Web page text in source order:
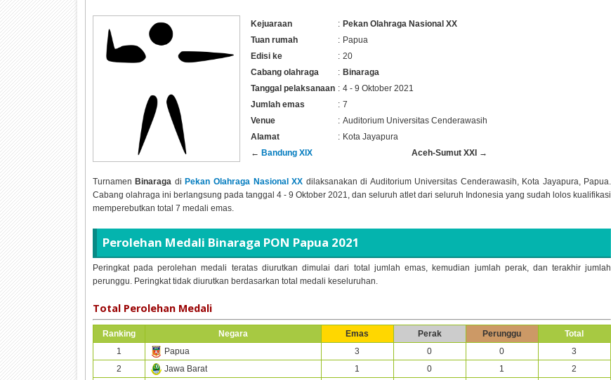
Kejuaraan : Pekan Olahraga Nasional XX
Tuan rumah
: Papua
Edisi ke
: 20
Cabang olahraga
: Binaraga
Tanggal pelaksanaan : 4 - 9 Oktober 2021
Jumlah emas
: 7
Venue
: Auditorium Universitas Cenderawasih
Alamat
: Kota Jayapura
← Bandung XIX Aceh-Sumut XXI →
TurnamenBinaraga diPekan Olahraga Nasional XX dilaksanakan di Auditorium Universitas Cenderawasih, Kota Jayapura, Papua.
Cabang olahraga ini berlangsung pada tanggal 4 - 9 Oktober 2021, dan seluruh atlet dari seluruh Indonesia yang sudah lolos kualifikasi
memperebutkan total 7 medali emas.
Perolehan Medali Binaraga PON Papua 2021
Peringkat pada perolehan medali teratas diurutkan dimulai dari total jumlah emas, kemudian jumlah perak, dan terakhir jumlah
perunggu. Peringkat tidak diurutkan berdasarkan total medali keseluruhan.
Total Perolehan Medali
Ranking Negara Emas Perak Perunggu
Total
1
Papua 3 0 0
3
2
Jawa Barat 1 0 1
2